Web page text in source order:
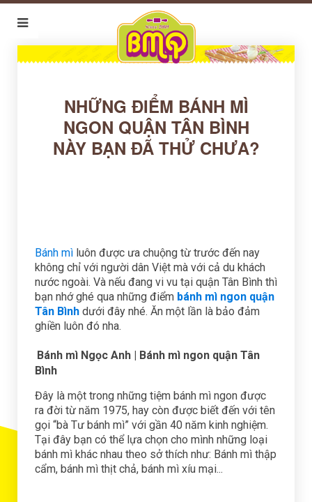
NHỮNG ĐIỂM BÁNH MÌ
NGON QUẬN TÂN BÌNH
NÀY BẠN ĐÃ THỬ CHƯA?
Bánh mì luôn được ưa chuộng từ trước đến nay
không chỉ với người dân Việt mà với cả du khách
nước ngoài. Và nếu đang vi vu tại quận Tân Bình thì
bạn nhớ ghé qua những điểm bánh mì ngon quận
Tân Bình dưới đây nhé. Ăn một lần là bảo đảm
ghiền luôn đó nha.
Bánh mì Ngọc Anh
| Bánh mì ngon quận Tân
Bình
Đây là một trong những tiệm bánh mì ngon được
ra đời từ năm 1975, hay còn được biết đến với tên
gọi “bà Tư bánh mì” với gần 40 năm kinh nghiệm.
Tại đây bạn có thể lựa chọn cho mình những loại
bánh mì khác nhau theo sở thích như: Bánh mì thập
cẩm, bánh mì thịt chả, bánh mì xíu mại...